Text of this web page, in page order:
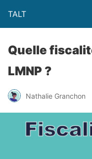
TALT
Quelle
LMNP ?
Nathalie Granchon